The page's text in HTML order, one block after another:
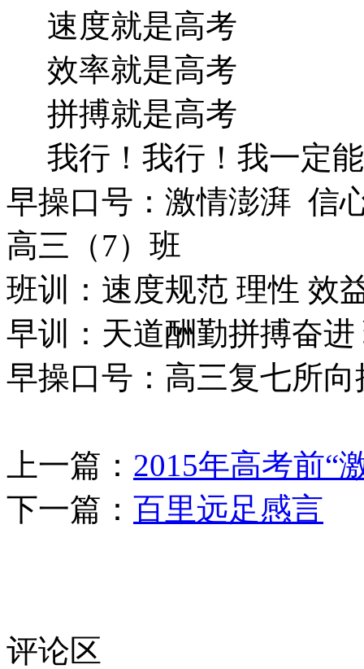
速度就是高考
效率就是高考
拼搏就是高考
我行！我行！我一定
早操口号：激情澎湃 信
高三（7）班
班训：速度规范 理性 效
早训：天道酬勤拼搏奋
早操口号：高三复七所
上一篇： 2015年高考前“
下一篇： 百里远足感言
评论区